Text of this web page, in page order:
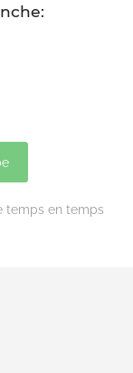
temps en temps